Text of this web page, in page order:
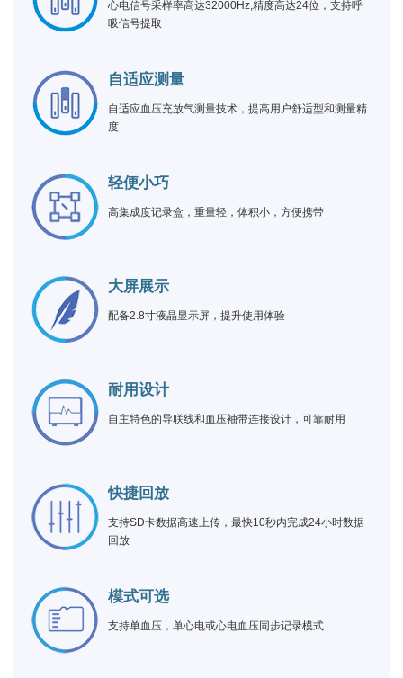
心电信号采样率高达32000Hz,精度高达24位，支持呼
吸信号提取
自适应测量
自适应血压充放气测量技术，提高用户舒适型和测量精
度
轻便小巧
高集成度记录盒，重量轻，体积小，方便携带
大屏展示
配备2.8寸液晶显示屏，提升使用体验
耐用设计
自主特色的导联线和血压袖带连接设计，可靠耐用
快捷回放
支持SD卡数据高速上传，最快10秒内完成24小时数据
回放
模式可选
支持单血压，单心电或心电血压同步记录模式